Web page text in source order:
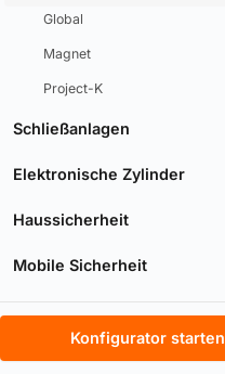
Global
Magnet
Project-K
Schließanlagen
Elektronische Zylinder
Haussicherheit
Mobile Sicherheit
Konfigurator starten